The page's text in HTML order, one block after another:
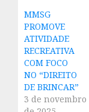
MMSG
PROMOVE
ATIVIDADE
RECREATIVA
COM FOCO
NO “DIREITO
DE BRINCAR”
3 de novembro